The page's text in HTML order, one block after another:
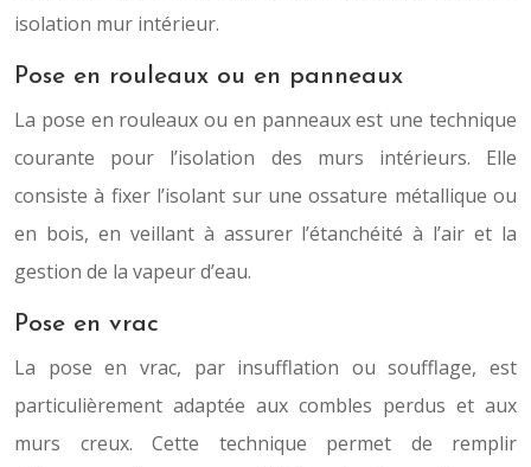
isolation mur intérieur.
Pose en rouleaux ou en panneaux
La pose en rouleaux ou en panneaux est une technique
courante pour l’isolation des murs intérieurs. Elle
consiste à fixer l’isolant sur une ossature métallique ou
en bois, en veillant à assurer l’étanchéité à l’air et la
gestion de la vapeur d’eau.
Pose en vrac
La pose en vrac, par insufflation ou soufflage, est
particulièrement adaptée aux combles perdus et aux
murs creux. Cette technique permet de remplir